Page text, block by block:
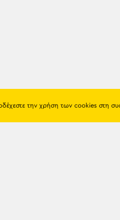
την χρήση των cookies στη